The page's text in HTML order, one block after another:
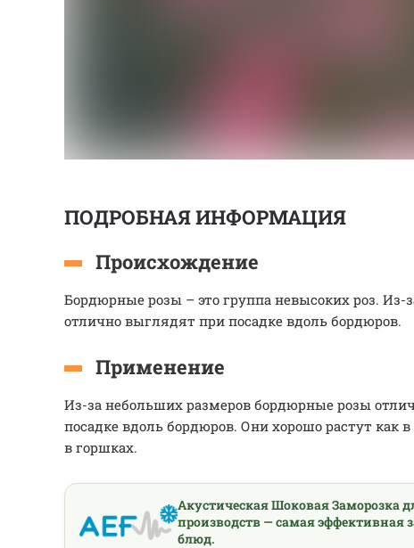
ПОДРОБНАЯ ИНФОРМАЦИЯ
Происхождение
Бордюрные розы – это группа невысоких роз. Из-
отлично выглядят при посадке вдоль бордюров.
Применение
Из-за небольших размеров бордюрные розы
посадке вдоль бордюров. Они хорошо растут как
в горшках.
Акустическая Шоковая Заморозка
производств — самая эффективная
блюд.